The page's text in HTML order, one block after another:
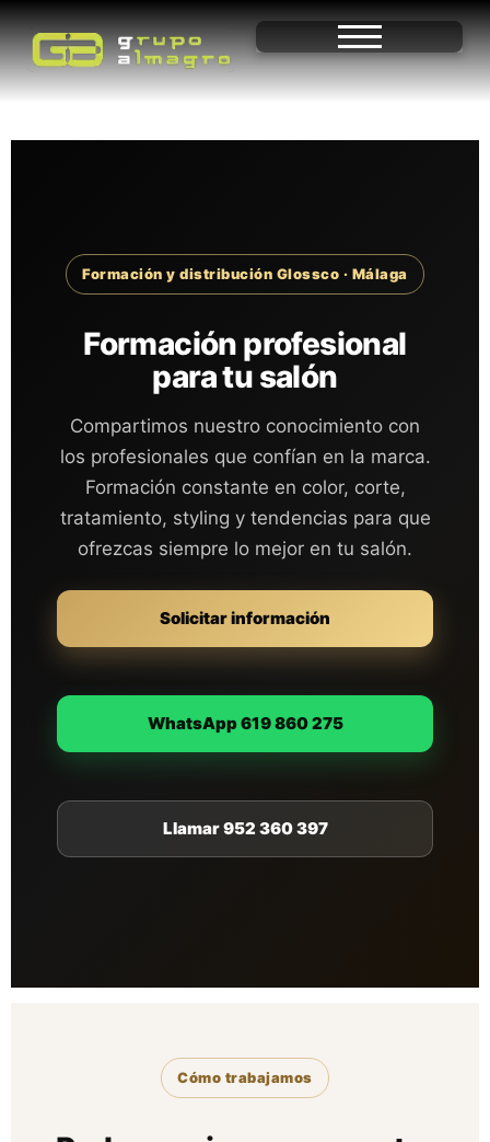
Formación y distribución Glossco · Málaga
Formación profesional
para tu salón
Compartimos nuestro conocimiento con
los profesionales que confían en la marca.
Formación constante en color, corte,
tratamiento, styling y tendencias para que
ofrezcas siempre lo mejor en tu salón.
Solicitar información
WhatsApp 619 860 275
Llamar 952 360 397
Cómo trabajamos